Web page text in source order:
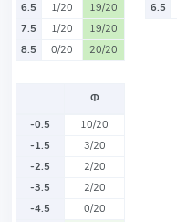
6.5
1/20
19/20
7.5
1/20
19/20
8.5
0/20 20/20
6.5
Ф
-0.5
10/20
-1.5
3/20
-2.5
2/20
-3.5
2/20
-4.5
0/20